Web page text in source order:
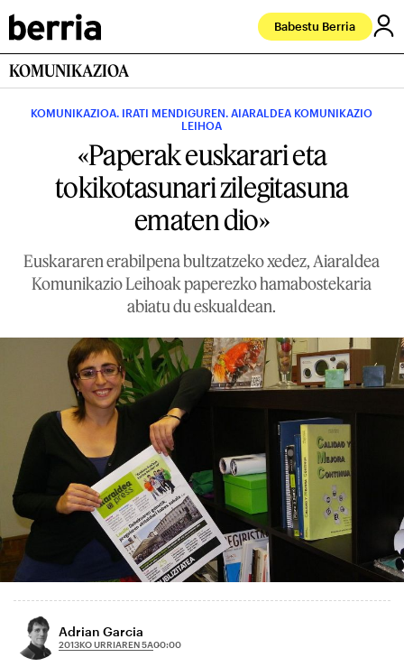
Babestu Berria
KOMUNIKAZIOA
KOMUNIKAZIOA. IRATI MENDIGUREN. AIARALDEA KOMUNIKAZIO
LEIHOA
«Paperak euskarari eta
tokikotasunari zilegitasuna
ematen dio»
Euskararen erabilpena bultzatzeko xedez, Aiaraldea
Komunikazio Leihoak paperezko hamabostekaria
abiatu du eskualdean.
Adrian Garcia
2013KO URRIAREN 5A00:00